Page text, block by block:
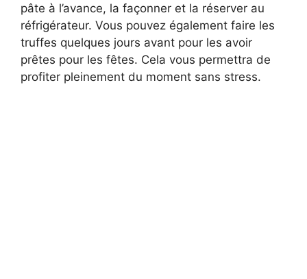
pâte à l’avance, la façonner et la réserver au
réfrigérateur. Vous pouvez également faire les
truffes quelques jours avant pour les avoir
prêtes pour les fêtes. Cela vous permettra de
profiter pleinement du moment sans stress.